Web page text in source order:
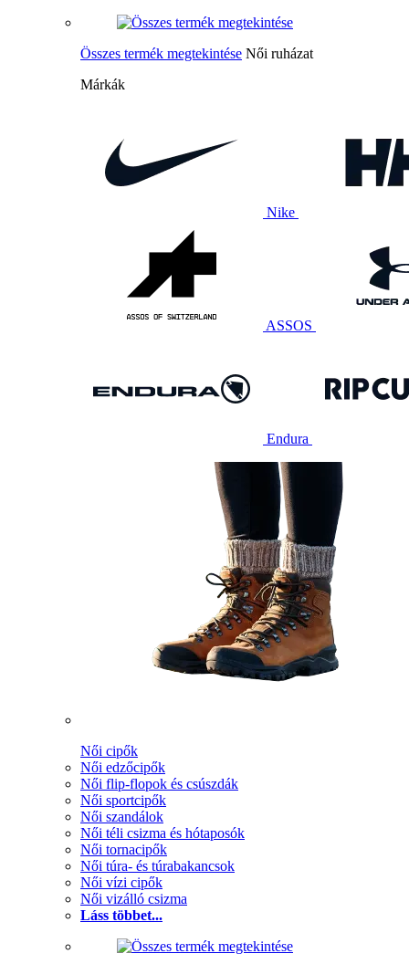
Összes termék megtekintése Női ruházat
Márkák
Nike
ASSOS
Endura
Női cipők
Női edzőcipők
Női flip-flopok és csúszdák
Női sportcipők
Női szandálok
Női téli csizma és hótaposók
Női tornacipők
Női túra- és túrabakancsok
Női vízi cipők
Női vizálló csizma
Láss többet...